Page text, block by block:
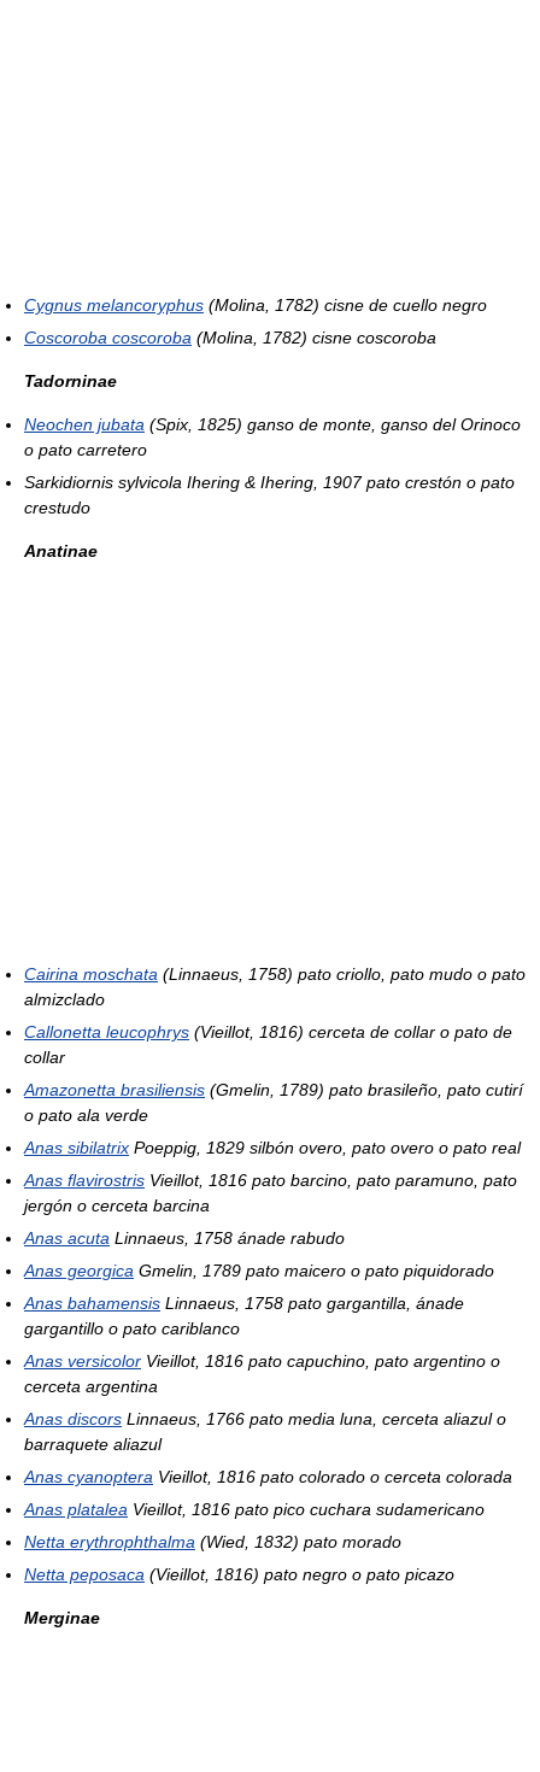
Cygnus melancoryphus (Molina, 1782) cisne de cuello negro
Coscoroba coscoroba (Molina, 1782) cisne coscoroba
Tadorninae
Neochen jubata (Spix, 1825) ganso de monte, ganso del Orinoco
o pato carretero
Sarkidiornis sylvicola Ihering & Ihering, 1907 pato crestón o pato
crestudo
Anatinae
Cairina moschata (Linnaeus, 1758) pato criollo, pato mudo o pato
almizclado
Callonetta leucophrys (Vieillot, 1816) cerceta de collar o pato de
collar
Amazonetta brasiliensis (Gmelin, 1789) pato brasileño, pato cutirí
o pato ala verde
Anas sibilatrix Poeppig, 1829 silbón overo, pato overo o pato real
Anas flavirostris Vieillot, 1816 pato barcino, pato paramuno, pato
jergón o cerceta barcina
Anas acuta Linnaeus, 1758 ánade rabudo
Anas georgica Gmelin, 1789 pato maicero o pato piquidorado
Anas bahamensis Linnaeus, 1758 pato gargantilla, ánade
gargantillo o pato cariblanco
Anas versicolor Vieillot, 1816 pato capuchino, pato argentino o
cerceta argentina
Anas discors Linnaeus, 1766 pato media luna, cerceta aliazul o
barraquete aliazul
Anas cyanoptera Vieillot, 1816 pato colorado o cerceta colorada
Anas platalea Vieillot, 1816 pato pico cuchara sudamericano
Netta erythrophthalma (Wied, 1832) pato morado
Netta peposaca (Vieillot, 1816) pato negro o pato picazo
Merginae